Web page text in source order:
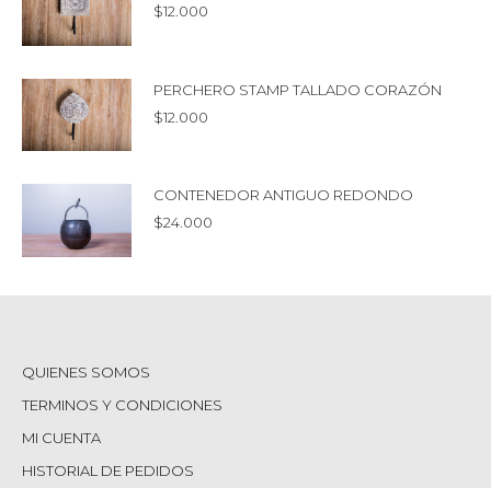
$12.000
PERCHERO STAMP TALLADO CORAZÓN
$12.000
CONTENEDOR ANTIGUO REDONDO
$24.000
QUIENES SOMOS
TERMINOS Y CONDICIONES
MI CUENTA
HISTORIAL DE PEDIDOS